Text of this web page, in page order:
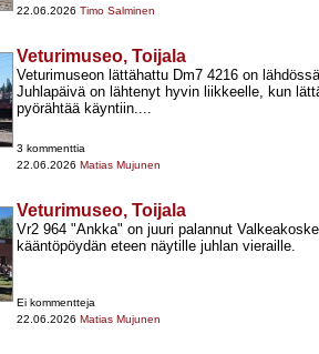
22.06.2026 Timo Salminen
Veturimuseo, Toijala
Veturimuseon lättähattu Dm7 4216 on
Juhlapäivä on lähtenyt hyvin liikkeelle, kun
pyörähtää käyntiin....
3 kommenttia
22.06.2026 Matias Mujunen
Veturimuseo, Toijala
Vr2 964 "Ankka" on juuri palannut
kääntöpöydän eteen näytille juhlan vieraille.
Ei kommentteja
22.06.2026 Matias Mujunen